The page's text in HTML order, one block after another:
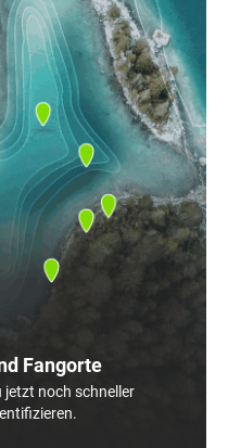
Fangorte
jetzt noch schneller